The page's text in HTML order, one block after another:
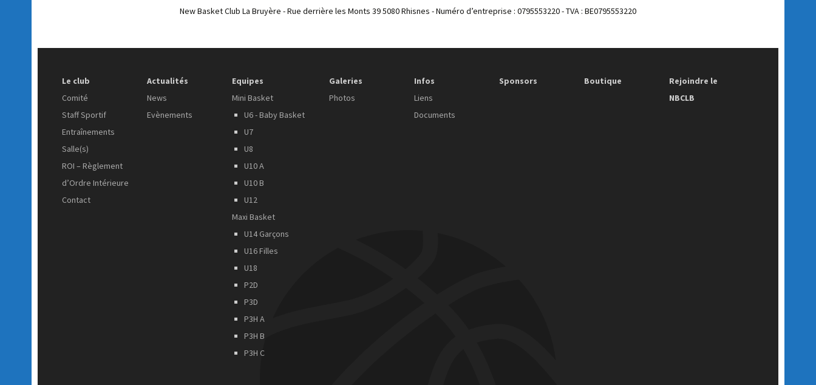
New Basket Club La Bruyère - Rue derrière les Monts 39 5080 Rhisnes - Numéro d’entreprise : 0795553220 - TVA : BE0795553220
Le club
Comité
Staff Sportif
Entraînements
Salle(s)
ROI – Règlement
d’Ordre Intérieure
Contact
Actualités
News
Evènements
Equipes
Mini Basket
U6 - Baby Basket
U7
U8
U10 A
U10 B
U12
Maxi Basket
U14 Garçons
U16 Filles
U18
P2D
P3D
P3H A
P3H B
P3H C
Galeries
Photos
Infos
Liens
Documents
Sponsors Boutique
Rejoindre le
NBCLB